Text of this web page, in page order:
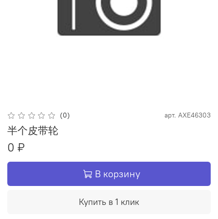
(0) арт. AXE46303
半个皮带轮
0 ₽
В корзину
Купить в 1 клик